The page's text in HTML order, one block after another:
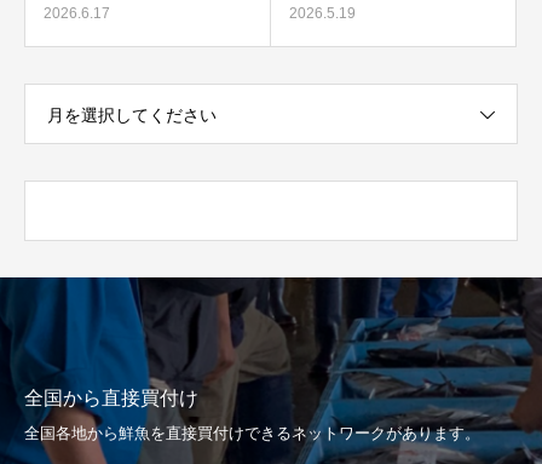
2026.6.17 2026.5.19
月を選択してください
全国から直接買付け
全国各地から鮮魚を直接買付けできるネットワークがあります。